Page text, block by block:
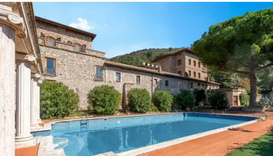
de conforto. As grandes
deixam
entrar luz natural, proporcionando vistas únicas da
paisagem ao redor.
O exterior é uma característica marcante, com66,54
hectares de terra, incluindo umvasto jardim de mais
de 4 hectares, perfeito para eventos ao ar livre. A
esplêndidapiscina infinita,cercada por
oliveiras
centenáriase com vista para as colinas Tiburtinas, é